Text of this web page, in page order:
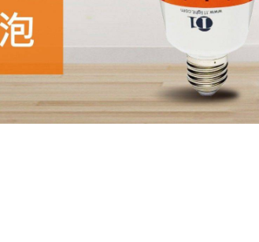
林科技大學運動場及校區燈光設計，元照
致力實現公益SDGs的企業價值，